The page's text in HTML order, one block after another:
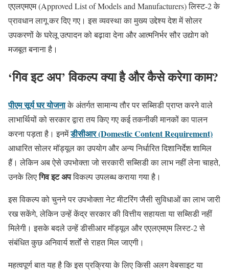
एएलएमएम (Approved List of Models and Manufacturers) लिस्ट-2 के
प्रावधान लागू कर दिए गए। इस व्यवस्था का मुख्य उद्देश्य देश में सोलर
उपकरणों के घरेलू उत्पादन को बढ़ावा देना और आत्मनिर्भर सौर उद्योग को
मजबूत बनाना है।
‘गिव इट अप’ विकल्प क्या है और कैसे करेगा काम?
पीएम सूर्य घर योजनाके अंतर्गत सामान्य तौर पर सब्सिडी प्राप्त करने वाले
लाभार्थियों को सरकार द्वारा तय किए गए कई तकनीकी मानकों का पालन
करना पड़ता है। इनमेंडीसीआर (Domestic Content Requirement)
आधारित सोलर मॉड्यूल का उपयोग और अन्य निर्धारित दिशानिर्देश शामिल
हैं। लेकिन अब ऐसे उपभोक्ता जो सरकारी सब्सिडी का लाभ नहीं लेना चाहते,
उनके लिएगिव इट अपविकल्प उपलब्ध कराया गया है।
इस विकल्प को चुनने पर उपभोक्ता नेट मीटरिंग जैसी सुविधाओं का लाभ जारी
रख सकेंगे, लेकिन उन्हें केंद्र सरकार की वित्तीय सहायता या सब्सिडी नहीं
मिलेगी। इसके बदले उन्हें डीसीआर मॉड्यूल और एएलएमएम लिस्ट-2 से
संबंधित कुछ अनिवार्य शर्तों से राहत मिल जाएगी।
महत्वपूर्ण बात यह है कि इस प्रक्रिया के लिए किसी अलग वेबसाइट या